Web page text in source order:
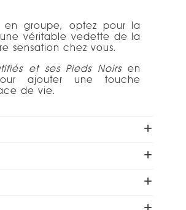
en groupe, optez pour la
véritable vedette de la
sensation chez vous.
et ses Pieds Noirsen
ajouter une touche
de vie.